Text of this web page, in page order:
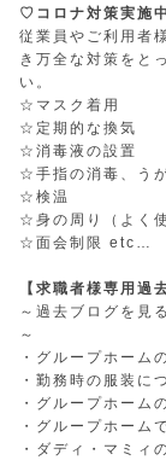
♡コロナ対策実施
従業員やご利用者
き万全な対策をと
い。
☆マスク着用
☆定期的な換気
☆消毒液の設置
☆手指の消毒、う
☆検温
☆身の周り（よく
☆面会制限 etc…
【求職者様専用過
～過去ブログを見
～
・グループホーム
・勤務時の服装に
・グループホーム
・グループホーム
・ダディ・マミィ